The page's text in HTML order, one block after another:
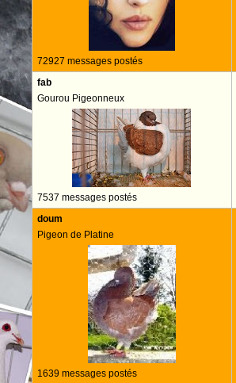
72927 messages postés
fab
Gourou Pigeonneux
7537 messages postés
doum
Pigeon de Platine
1639 messages postés